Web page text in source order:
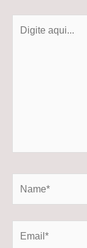
aqui...